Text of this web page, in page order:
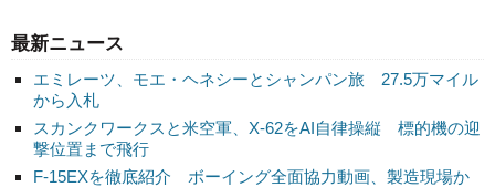
最新ニュース
エミレーツ、モエ・ヘネシーとシャンパン旅 27.5万マイル
から入札
スカンクワークスと米空軍、X-62をAI自律操縦 標的機の迎
撃位置まで飛行
F-15EXを徹底紹介 ボーイング全面協力動画、製造現場か